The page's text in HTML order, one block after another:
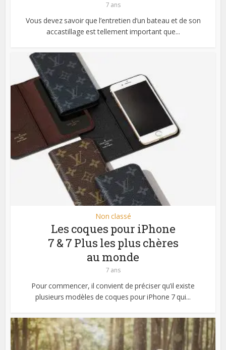
7 ans
Vous devez savoir que l’entretien d’un bateau et de son
accastillage est tellement important que...
Non classé
Les coques pour iPhone
7 & 7 Plus les plus chères
au monde
7 ans
Pour commencer, il convient de préciser qu’il existe
plusieurs modèles de coques pour iPhone 7 qui...